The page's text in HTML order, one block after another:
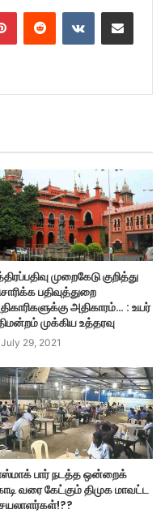
PinterestReddit VKontakteShare via Email
முறைகேடு குறித்து
பதிவுத்துறை
அதிகாரம்… : உயர்
முக்கிய உத்தரவு
July 29, 2021
பார் நடத்த ஒன்றைக்
வரை கேட்கும் திமுக மாவட்ட